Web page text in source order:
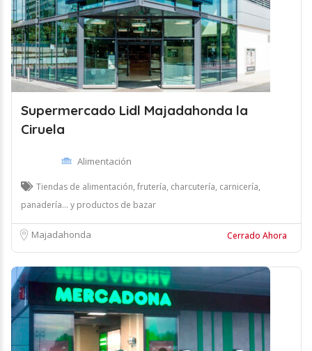
Supermercado Lidl Majadahonda la
Ciruela
Alimentación
Tiendas de alimentación, frutería, charcutería, carnicería,
panadería... y productos de bazar
Majadahonda Cerrado Ahora